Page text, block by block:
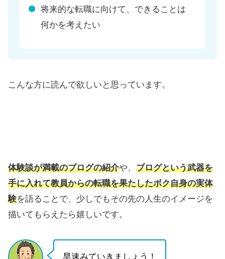
将来的な転職に向けて、できることは
何かを考えたい
こんな方に読んで欲しいと思っています。
体験談が満載のブログの紹介や、 ブログという武器を
手に入れて教員からの転職を果たしたボク自身の実体
験を語ることで、少しでもその先の人生のイメージを
描いてもらえたら嬉しいです。
早速みていきましょう！